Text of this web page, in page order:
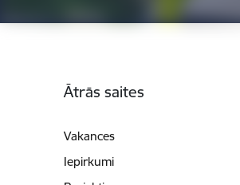
Ātrās saites
Vakances
Iepirkumi